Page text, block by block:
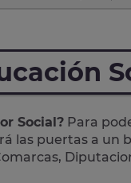
Social? Para
las puertas a